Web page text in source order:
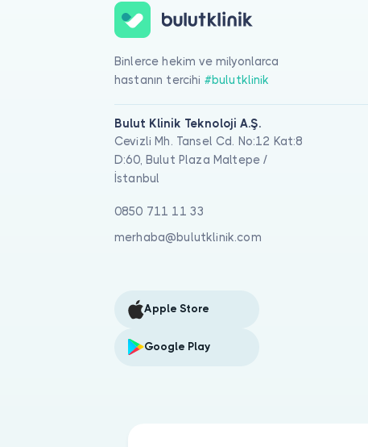
Binlerce hekim ve milyonlarca
hastanın tercihi #bulutklinik
Bulut Klinik Teknoloji A.Ş.
Cevizli Mh. Tansel Cd. No:12 Kat:8
D:60, Bulut Plaza Maltepe /
İstanbul
0850 711 11 33
merhaba@bulutklinik.com
Apple Store
Google Play